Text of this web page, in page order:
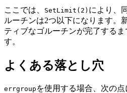
ここでは、 SetLimit(2) により、
ルーチンは2つ以下になります。
ティブなゴルーチンが完了する
す。
よくある落とし穴
errgroup を使用する場合、次の点